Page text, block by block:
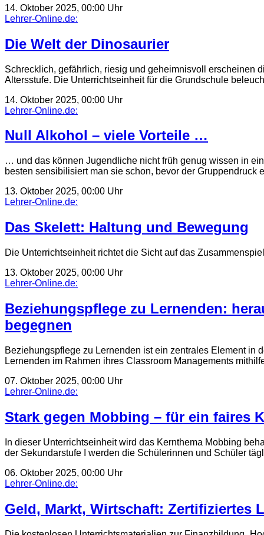
14. Oktober 2025, 00:00 Uhr
Lehrer-Online.de:
Die Welt der Dinosaurier
Schrecklich, gefährlich, riesig und geheimnisvoll erscheinen
Altersstufe. Die Unterrichtseinheit für die Grundschule
14. Oktober 2025, 00:00 Uhr
Lehrer-Online.de:
Null Alkohol – viele Vorteile …
… und das können Jugendliche nicht früh genug wissen in
besten sensibilisiert man sie schon, bevor der Gruppendruck
13. Oktober 2025, 00:00 Uhr
Lehrer-Online.de:
Das Skelett: Haltung und Bewegung
Die Unterrichtseinheit richtet die Sicht auf das
13. Oktober 2025, 00:00 Uhr
Lehrer-Online.de:
Beziehungspflege zu Lernenden:
begegnen
Beziehungspflege zu Lernenden ist ein zentrales Element in
Lernenden im Rahmen ihres Classroom Managements
07. Oktober 2025, 00:00 Uhr
Lehrer-Online.de:
Stark gegen Mobbing – für ein faires
In dieser Unterrichtseinheit wird das Kernthema Mobbing
der Sekundarstufe I werden die Schülerinnen und Schüler
06. Oktober 2025, 00:00 Uhr
Lehrer-Online.de:
Geld, Markt, Wirtschaft: Zertifiziertes